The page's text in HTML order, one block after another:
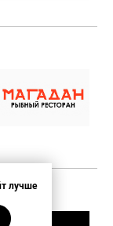
лучше